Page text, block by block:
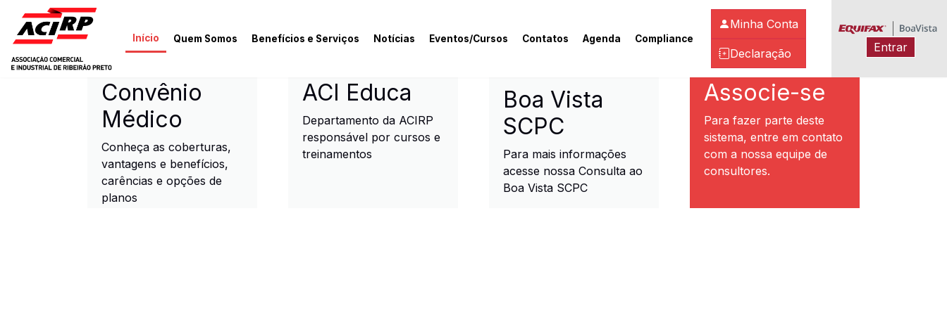
Pular para o conteúdo principal
Início Quem Somos Benefícios e Serviços Notícias Eventos/Cursos Contatos Agenda Compliance
Minha Conta
Declaração Entrar
ACIRP - Associação Comercial e Industrial de Ribeirão Preto
Convênio
Médico
Conheça as coberturas,
vantagens e benefícios,
carências e opções de
planos
ACI Educa
Departamento da ACIRP
responsável por cursos e
treinamentos
Boa Vista
SCPC
Para mais informações
acesse nossa Consulta ao
Boa Vista SCPC
Associe-se
Para fazer parte deste
sistema, entre em contato
com a nossa equipe de
consultores.